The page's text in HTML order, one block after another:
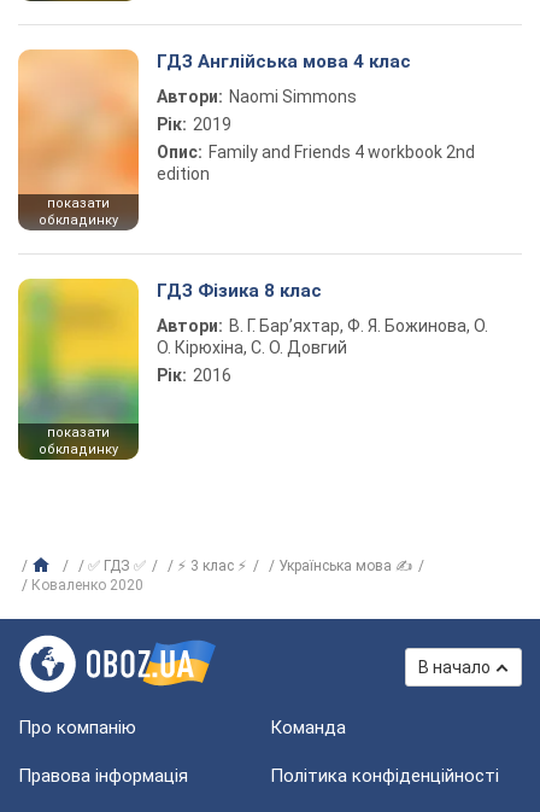
показати
обкладинку
ГДЗ Англійська мова 4 клас
Автори: Naomi Simmons
Рік: 2019
Опис: Family and Friends 4 workbook 2nd
edition
показати
обкладинку
ГДЗ Фізика 8 клас
Автори: В. Г. Бар’яхтар, Ф. Я. Божинова, О.
О. Кірюхіна, С. О. Довгий
Рік: 2016
✅ ГДЗ ✅ ⚡ 3 клас ⚡
Українська мова ✍
Коваленко 2020
В начало
Про компанію Команда
Правова інформація Політика конфіденційності